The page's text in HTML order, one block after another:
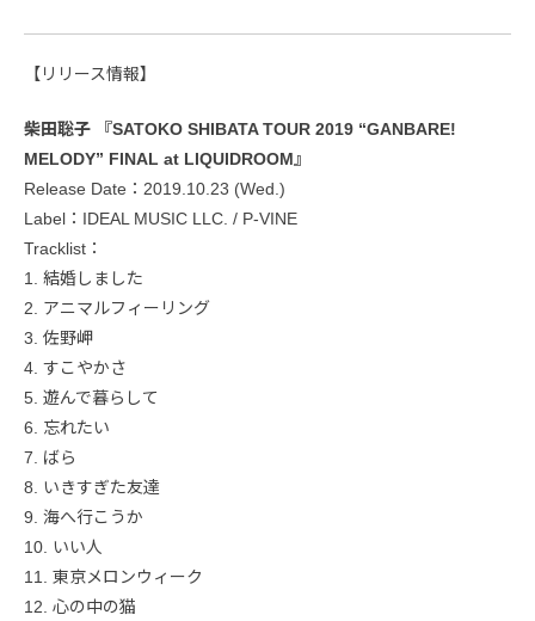
【リリース情報】
柴田聡子 『SATOKO SHIBATA TOUR 2019 “GANBARE!
MELODY” FINAL at LIQUIDROOM』
Release Date：2019.10.23 (Wed.)
Label：IDEAL MUSIC LLC. / P-VINE
Tracklist：
1. 結婚しました
2. アニマルフィーリング
3. 佐野岬
4. すこやかさ
5. 遊んで暮らして
6. 忘れたい
7. ばら
8. いきすぎた友達
9. 海へ行こうか
10. いい人
11. 東京メロンウィーク
12. 心の中の猫